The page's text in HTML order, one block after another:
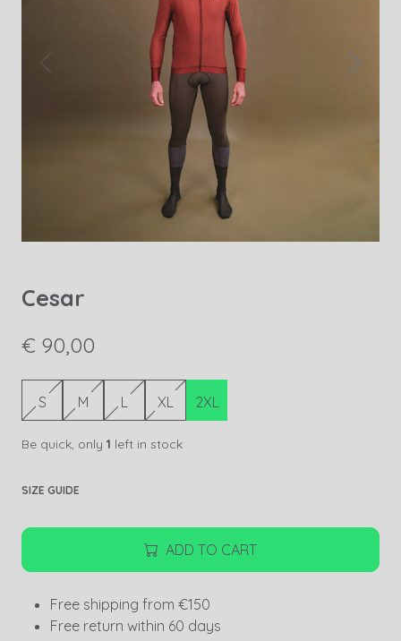
Cesar
€ 90,00
S M L XL 2XL
Be quick, only 1 left in stock
SIZE GUIDE
ADD TO CART
Free shipping from €150
Free return within 60 days